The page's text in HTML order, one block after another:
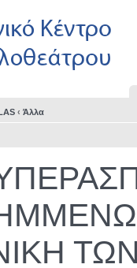
‹ Άλλα